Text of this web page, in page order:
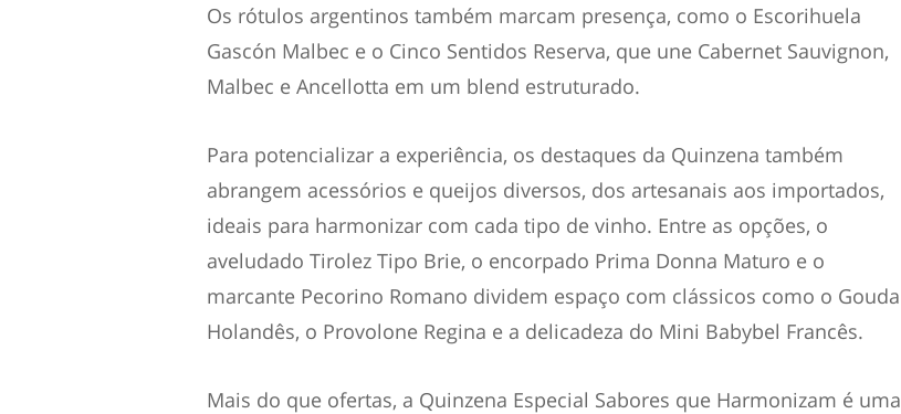
Os rótulos argentinos também marcam presença, como o Escorihuela
Gascón Malbec e o Cinco Sentidos Reserva, que une Cabernet Sauvignon,
Malbec e Ancellotta em um blend estruturado.
Para potencializar a experiência, os destaques da Quinzena também
abrangem acessórios e queijos diversos, dos artesanais aos importados,
ideais para harmonizar com cada tipo de vinho. Entre as opções, o
aveludado Tirolez Tipo Brie, o encorpado Prima Donna Maturo e o
marcante Pecorino Romano dividem espaço com clássicos como o Gouda
Holandês, o Provolone Regina e a delicadeza do Mini Babybel Francês.
Mais do que ofertas, a Quinzena Especial Sabores que Harmonizam é uma